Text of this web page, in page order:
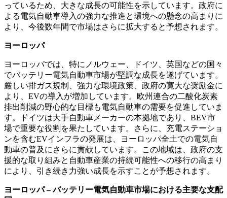
っているため、大きな成長の可能性を示しています。政府に
よる電気自動車導入の強力な推進と環境への懸念の高まりに
より、今後数年間で市場はさらに拡大すると予想されます。
ヨーロッパ
ヨーロッパでは、特にノルウェー、ドイツ、英国などの国々
でバッテリー電気自動車市場が堅調な成長を遂げています。
厳しい排ガス規制、強力な環境政策、政府の寛大な奨励金に
より、EVの導入が増加しています。欧州連合の二酸化炭素
排出削減の野心的な目標も電気自動車の需要を促進していま
す。ドイツは大手自動車メーカーの本拠地であり、BEV市
場で重要な役割を果たしています。さらに、充電ステーショ
ンを含むEVインフラの発展は、ヨーロッパ全土での電気自
動車の普及にさらに貢献しています。この地域は、政府の支
援的な取り組みと自動車産業の持続可能性への移行の高まり
により、引き続き力強い成長を示すことが予想されます。
ヨーロッパ – バッテリー電気自動車市場における主要な支配